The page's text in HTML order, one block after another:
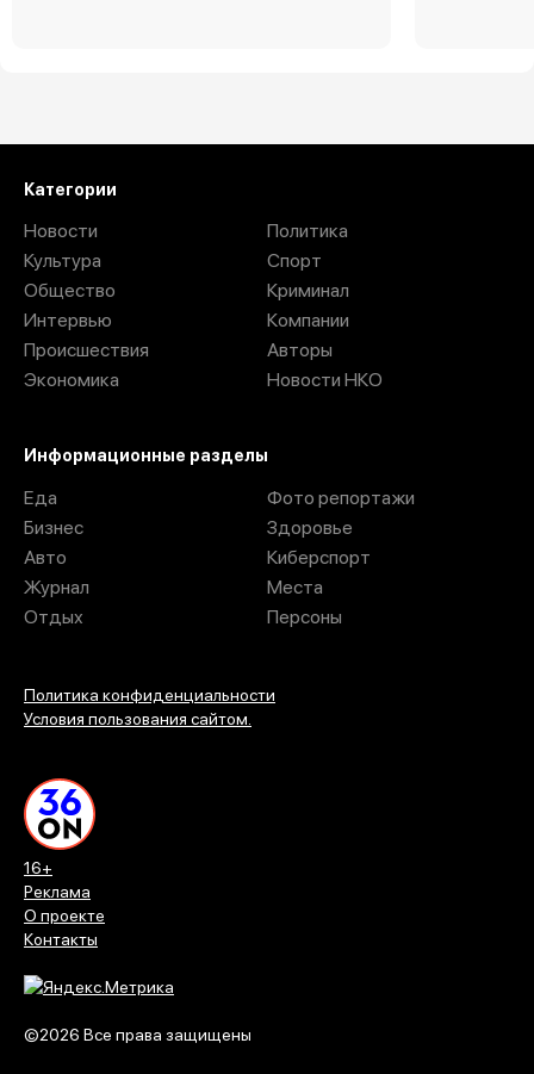
16+
Реклама
О проекте
Контакты
©2026 Все права защищены
Категории
Новости
Культура
Общество
Интервью
Происшествия
Экономика
Политика
Спорт
Криминал
Компании
Авторы
Новости НКО
Информационные разделы
Еда
Бизнес
Авто
Журнал
Отдых
Фото репортажи
Здоровье
Киберспорт
Места
Персоны
Политика конфиденциальности
Условия пользования сайтом.